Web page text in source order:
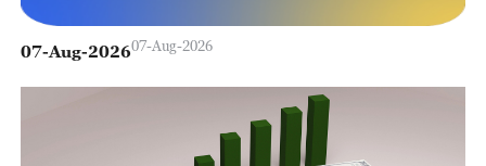
07-Aug-202607-Aug-2026